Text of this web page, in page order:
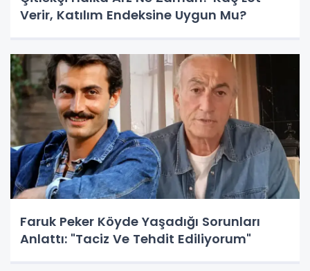
Verir, Katılım Endeksine Uygun Mu?
Faruk Peker Köyde Yaşadığı Sorunları
Anlattı: "Taciz Ve Tehdit Ediliyorum"